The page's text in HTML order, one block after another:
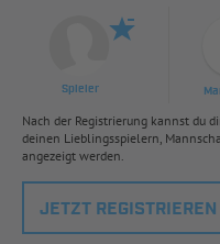
Spieler
Nach der Registrierung kannst du
deinen Lieblingsspielern,
angezeigt werden.
JETZT REGISTRIEREN